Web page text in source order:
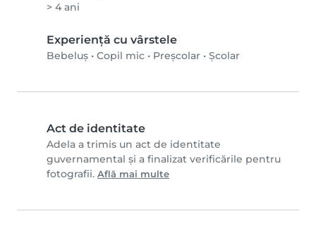
> 4 ani
Experiență cu vârstele
Bebeluș • Copil mic • Preșcolar • Școlar
Act de identitate
Adela a trimis un act de identitate
guvernamental și a finalizat verificările pentru
fotografii. Află mai multe